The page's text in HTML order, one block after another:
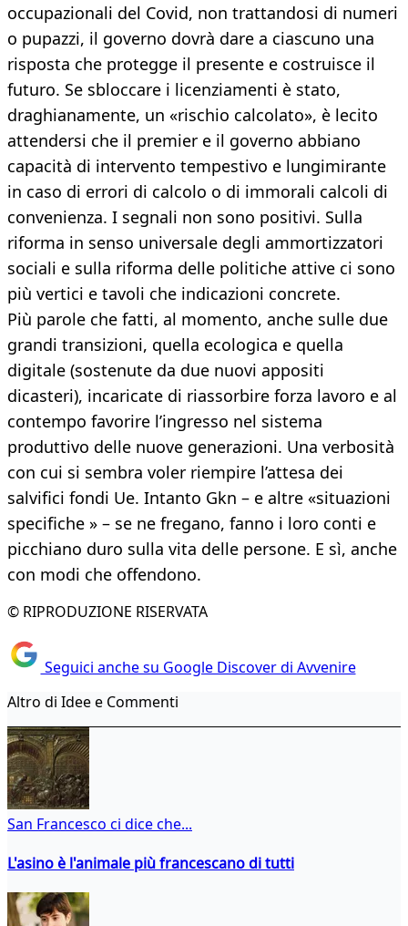
occupazionali del Covid, non trattandosi di numeri
o pupazzi, il governo dovrà dare a ciascuno una
risposta che protegge il presente e costruisce il
futuro. Se sbloccare i licenziamenti è stato,
draghianamente, un «rischio calcolato», è lecito
attendersi che il premier e il governo abbiano
capacità di intervento tempestivo e lungimirante
in caso di errori di calcolo o di immorali calcoli di
convenienza. I segnali non sono positivi. Sulla
riforma in senso universale degli ammortizzatori
sociali e sulla riforma delle politiche attive ci sono
più vertici e tavoli che indicazioni concrete.
Più parole che fatti, al momento, anche sulle due
grandi transizioni, quella ecologica e quella
digitale (sostenute da due nuovi appositi
dicasteri), incaricate di riassorbire forza lavoro e al
contempo favorire l’ingresso nel sistema
produttivo delle nuove generazioni. Una verbosità
con cui si sembra voler riempire l’attesa dei
salvifici fondi Ue. Intanto Gkn – e altre «situazioni
specifiche » – se ne fregano, fanno i loro conti e
picchiano duro sulla vita delle persone. E sì, anche
con modi che offendono.
© RIPRODUZIONE RISERVATA
Seguici anche su Google Discover di Avvenire
Altro di Idee e Commenti
San Francesco ci dice che...
L'asino è l'animale più francescano di tutti